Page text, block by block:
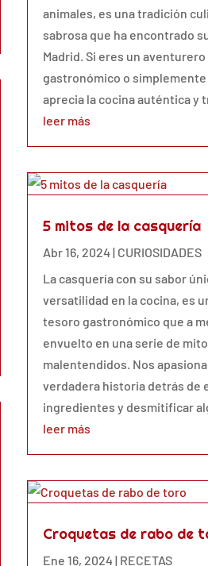
animales, es una tradición
sabrosa que ha encontrado
Madrid. Si eres un aventurero
gastronómico o
aprecia la cocina auténtica y
leer más
5 mitos de la casquería
Abr 16, 2024| CURIOSIDADES
La casquería con su sabor
versatilidad en la cocina, es
tesoro gastronómico que a
envuelto en una serie de
malentendidos. Nos
verdadera historia detrás de
ingredientes y desmitificar
leer más
Croquetas de rabo de
Ene 16, 2024| RECETAS